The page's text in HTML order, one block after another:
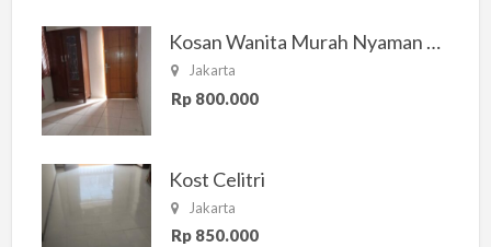
Kosan Wanita Murah Nyaman di Jakarta Selatan
Jakarta
Rp 800.000
Kost Celitri
Jakarta
Rp 850.000